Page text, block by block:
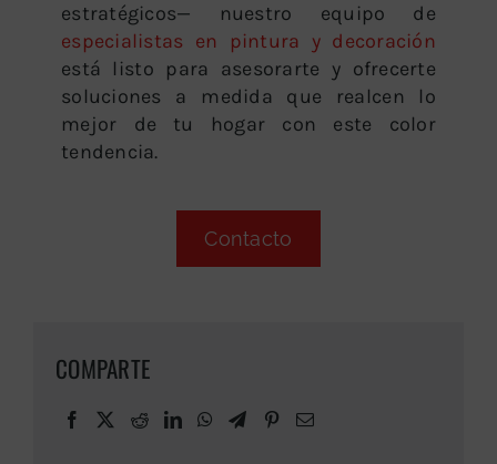
estratégicos— nuestro equipo de
especialistas en pintura y decoración
está listo para asesorarte y ofrecerte
soluciones a medida que realcen lo
mejor de tu hogar con este color
tendencia.
Contacto
COMPARTE